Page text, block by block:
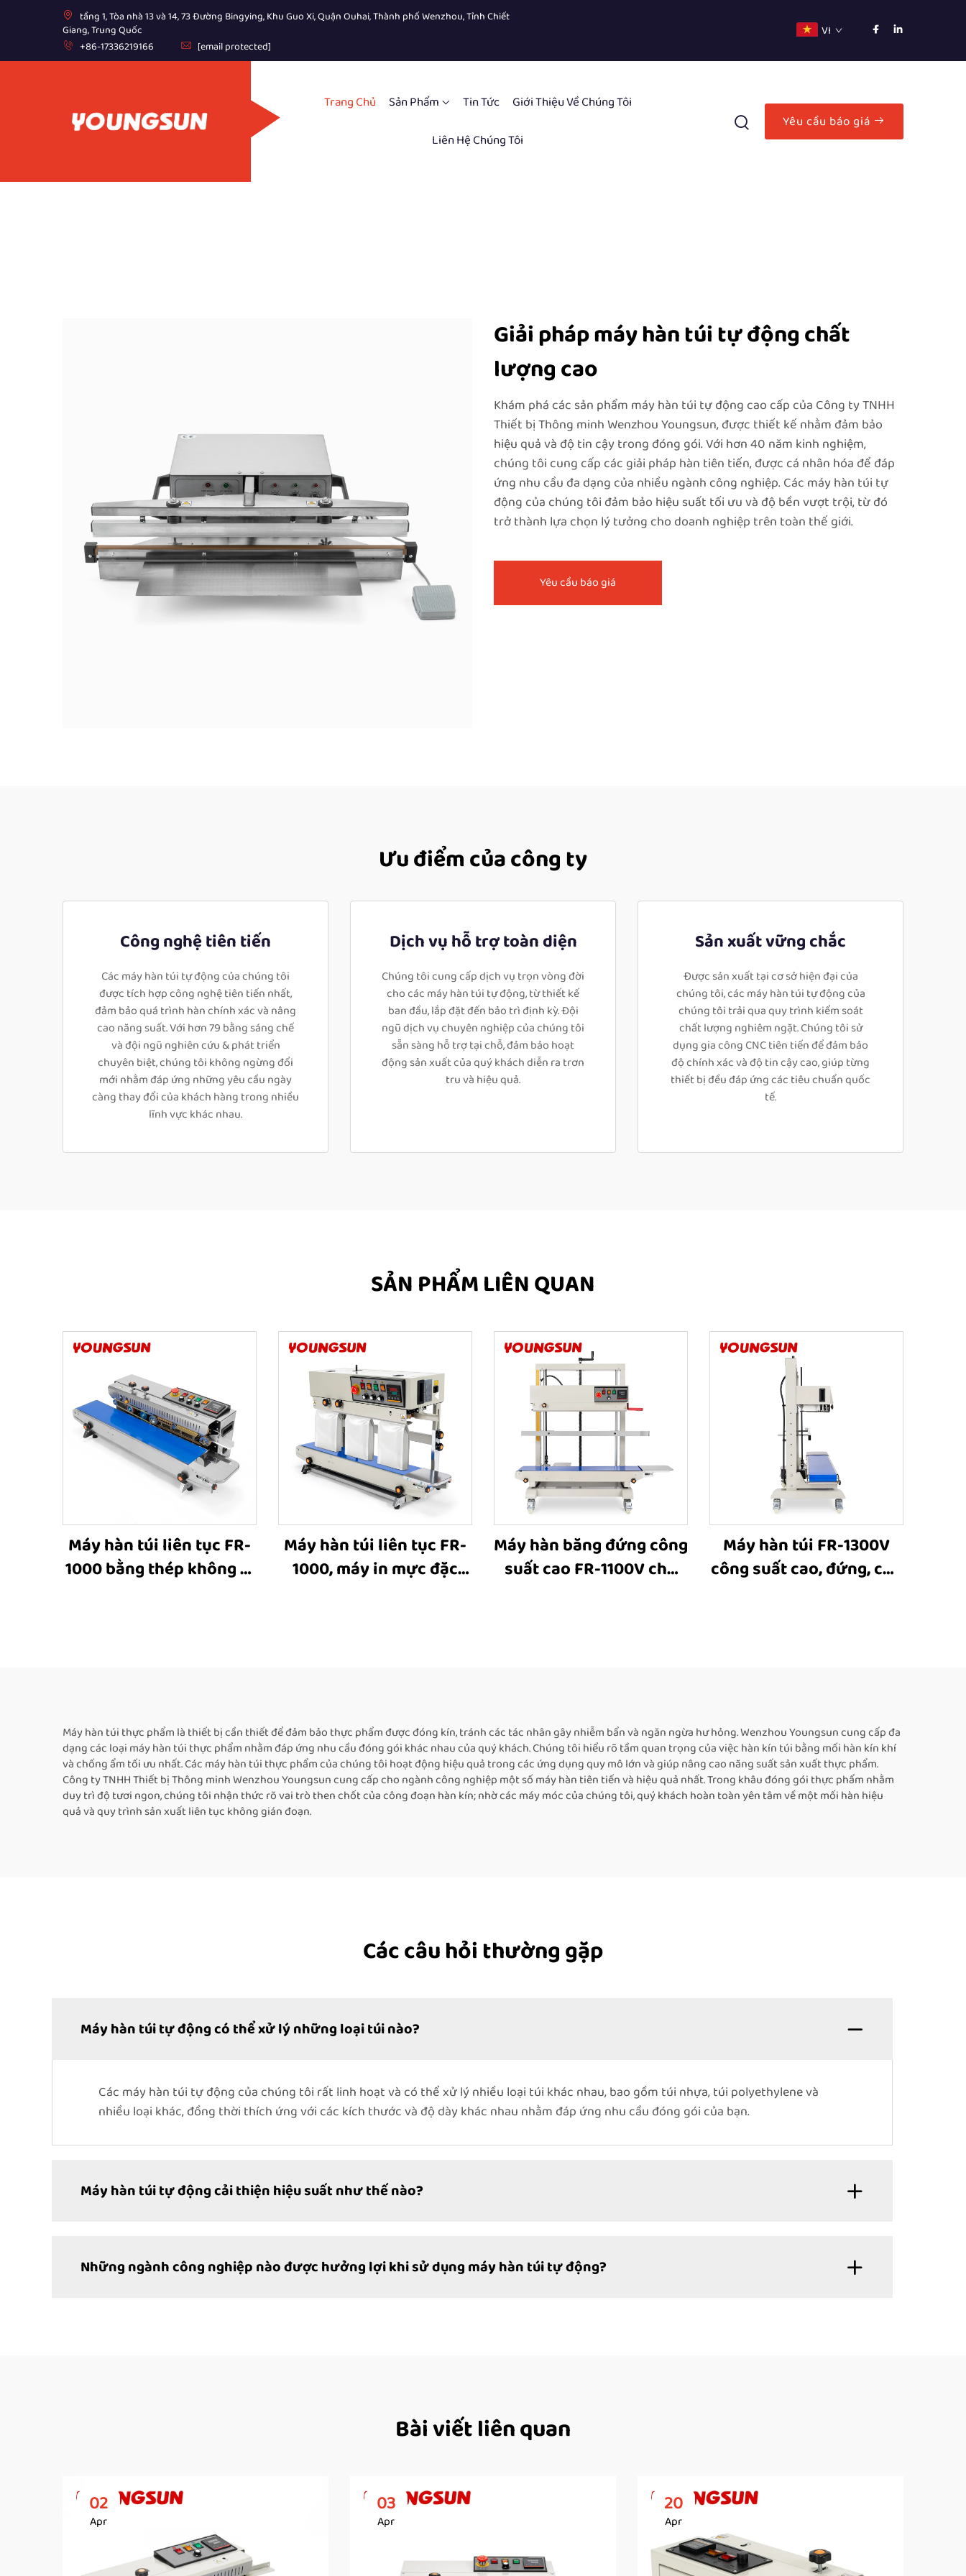
tầng 1, Tòa nhà 13 và 14, 73 Đường Bingying, Khu Guo Xi, Quận Ouhai, Thành phố Wenzhou, Tỉnh Chiết
Giang, Trung Quốc
+86-17336219166
[email protected]
VI
Trang Chủ Sản Phẩm Tin Tức
Giới Thiệu Về Chúng Tôi
Liên Hệ Chúng Tôi
Yêu cầu báo giá
Giải pháp máy hàn túi tự động chất
lượng cao
Khám phá các sản phẩm máy hàn túi tự động cao cấp của Công ty TNHH
Thiết bị Thông minh Wenzhou Youngsun, được thiết kế nhằm đảm bảo
hiệu quả và độ tin cậy trong đóng gói. Với hơn 40 năm kinh nghiệm,
chúng tôi cung cấp các giải pháp hàn tiên tiến, được cá nhân hóa để đáp
ứng nhu cầu đa dạng của nhiều ngành công nghiệp. Các máy hàn túi tự
động của chúng tôi đảm bảo hiệu suất tối ưu và độ bền vượt trội, từ đó
trở thành lựa chọn lý tưởng cho doanh nghiệp trên toàn thế giới.
Yêu cầu báo giá
Ưu điểm của công ty
Công nghệ tiên tiến
Các máy hàn túi tự động của chúng tôi
được tích hợp công nghệ tiên tiến nhất,
đảm bảo quá trình hàn chính xác và nâng
cao năng suất. Với hơn 79 bằng sáng chế
và đội ngũ nghiên cứu & phát triển
chuyên biệt, chúng tôi không ngừng đổi
mới nhằm đáp ứng những yêu cầu ngày
càng thay đổi của khách hàng trong nhiều
lĩnh vực khác nhau.
Dịch vụ hỗ trợ toàn diện
Chúng tôi cung cấp dịch vụ trọn vòng đời
cho các máy hàn túi tự động, từ thiết kế
ban đầu, lắp đặt đến bảo trì định kỳ. Đội
ngũ dịch vụ chuyên nghiệp của chúng tôi
sẵn sàng hỗ trợ tại chỗ, đảm bảo hoạt
động sản xuất của quý khách diễn ra trơn
tru và hiệu quả.
Sản xuất vững chắc
Được sản xuất tại cơ sở hiện đại của
chúng tôi, các máy hàn túi tự động của
chúng tôi trải qua quy trình kiểm soát
chất lượng nghiêm ngặt. Chúng tôi sử
dụng gia công CNC tiên tiến để đảm bảo
độ chính xác và độ tin cậy cao, giúp từng
thiết bị đều đáp ứng các tiêu chuẩn quốc
tế.
SẢN PHẨM LIÊN QUAN
Máy hàn túi liên tục FR-
1000 bằng thép không gỉ
Máy hàn túi liên tục FR-
1000, máy in mực đặc
Máy hàn băng đứng công
suất cao FR-1100V cho
Máy hàn túi FR-1300V
công suất cao, đứng, cho
Máy hàn túi thực phẩm là thiết bị cần thiết để đảm bảo thực phẩm được đóng kín, tránh các tác nhân gây nhiễm bẩn và ngăn ngừa hư hỏng. Wenzhou Youngsun cung cấp đa
dạng các loại máy hàn túi thực phẩm nhằm đáp ứng nhu cầu đóng gói khác nhau của quý khách. Chúng tôi hiểu rõ tầm quan trọng của việc hàn kín túi bằng mối hàn kín khí
và chống ẩm tối ưu nhất. Các máy hàn túi thực phẩm của chúng tôi hoạt động hiệu quả trong các ứng dụng quy mô lớn và giúp nâng cao năng suất sản xuất thực phẩm.
Công ty TNHH Thiết bị Thông minh Wenzhou Youngsun cung cấp cho ngành công nghiệp một số máy hàn tiên tiến và hiệu quả nhất. Trong khâu đóng gói thực phẩm nhằm
duy trì độ tươi ngon, chúng tôi nhận thức rõ vai trò then chốt của công đoạn hàn kín; nhờ các máy móc của chúng tôi, quý khách hoàn toàn yên tâm về một mối hàn hiệu
quả và quy trình sản xuất liên tục không gián đoạn.
Các câu hỏi thường gặp
Máy hàn túi tự động có thể xử lý những loại túi nào?
Các máy hàn túi tự động của chúng tôi rất linh hoạt và có thể xử lý nhiều loại túi khác nhau, bao gồm túi nhựa, túi polyethylene và
nhiều loại khác, đồng thời thích ứng với các kích thước và độ dày khác nhau nhằm đáp ứng nhu cầu đóng gói của bạn.
Máy hàn túi tự động cải thiện hiệu suất như thế nào?
Những ngành công nghiệp nào được hưởng lợi khi sử dụng máy hàn túi tự động?
Bài viết liên quan
02
Apr
03
Apr
20
Apr